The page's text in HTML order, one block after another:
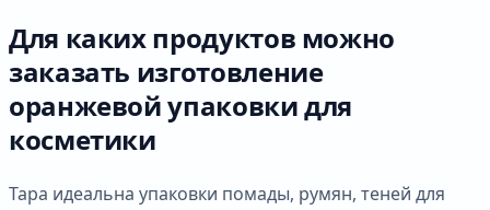
Для каких продуктов можно
заказать изготовление
оранжевой упаковки для
косметики
Тара идеальна упаковки помады, румян, теней для